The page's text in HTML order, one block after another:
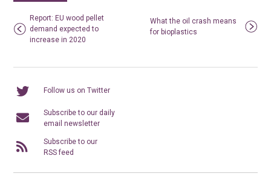
Report: EU wood pellet
demand expected to
increase in 2020
What the oil crash means
for bioplastics
Follow us on Twitter
Subscribe to our daily
email newsletter
Subscribe to our
RSS feed